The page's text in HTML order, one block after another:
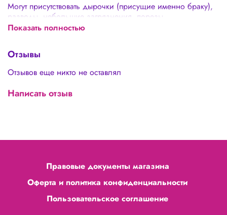
Могут присутствовать дырочки (присущие именно браку),
разводы, небольшие загрязнения, порезы
Показать полностью
Отзывы
Отзывов еще никто не оставлял
Написать отзыв
Правовые документы магазина
Оферта и политика конфиденциальности
Пользовательское соглашение